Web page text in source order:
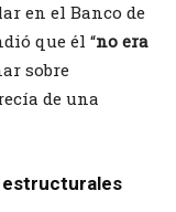
en el Banco de
que él “no era
sobre
de una
estructurales